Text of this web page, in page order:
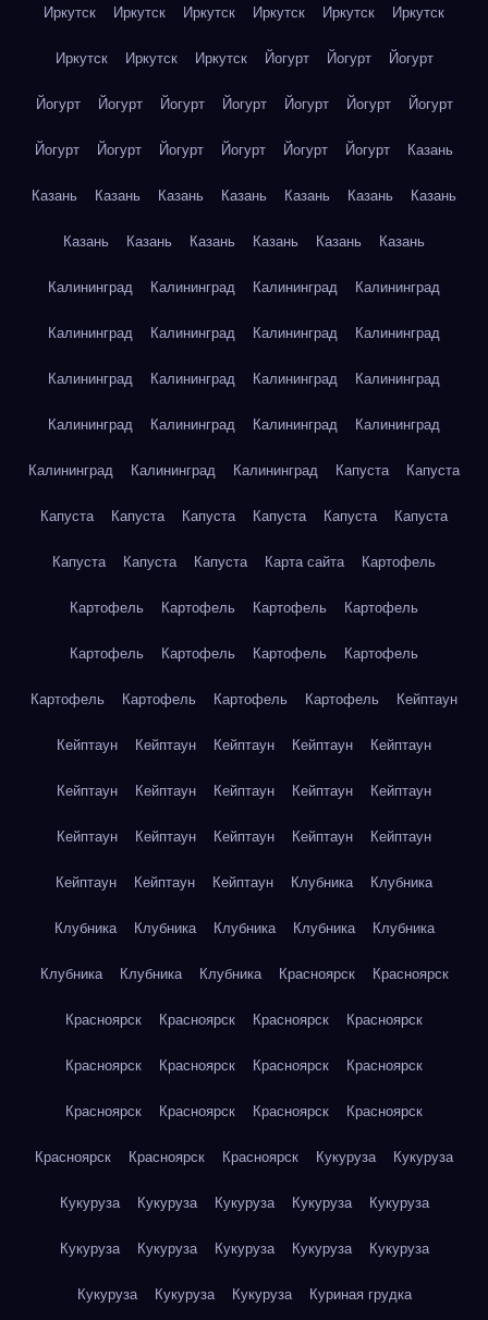
Иркутск Иркутск Иркутск Иркутск Иркутск Иркутск
Иркутск Иркутск Иркутск Йогурт Йогурт Йогурт
Йогурт Йогурт Йогурт Йогурт Йогурт Йогурт Йогурт
Йогурт Йогурт Йогурт Йогурт Йогурт Йогурт Казань
Казань Казань Казань Казань Казань Казань Казань
Казань Казань Казань Казань Казань Казань
Калининград Калининград Калининград Калининград
Калининград Калининград Калининград Калининград
Калининград Калининград Калининград Калининград
Калининград Калининград Калининград Калининград
Калининград Калининград Калининград Капуста Капуста
Капуста Капуста Капуста Капуста Капуста Капуста
Капуста Капуста Капуста Карта сайта Картофель
Картофель Картофель Картофель Картофель
Картофель Картофель Картофель Картофель
Картофель Картофель Картофель Картофель Кейптаун
Кейптаун Кейптаун Кейптаун Кейптаун Кейптаун
Кейптаун Кейптаун Кейптаун Кейптаун Кейптаун
Кейптаун Кейптаун Кейптаун Кейптаун Кейптаун
Кейптаун Кейптаун Кейптаун Клубника Клубника
Клубника Клубника Клубника Клубника Клубника
Клубника Клубника Клубника Красноярск Красноярск
Красноярск Красноярск Красноярск Красноярск
Красноярск Красноярск Красноярск Красноярск
Красноярск Красноярск Красноярск Красноярск
Красноярск Красноярск Красноярск Кукуруза Кукуруза
Кукуруза Кукуруза Кукуруза Кукуруза Кукуруза
Кукуруза Кукуруза Кукуруза Кукуруза Кукуруза
Кукуруза Кукуруза Кукуруза Куриная грудка